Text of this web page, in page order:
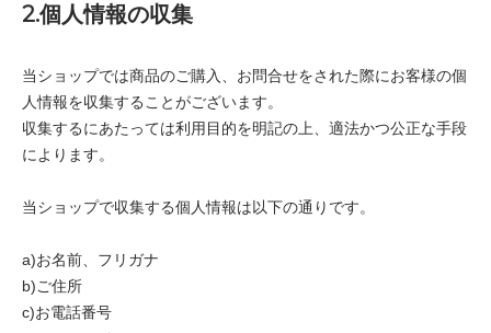
2.個人情報の収集
当ショップでは商品のご購入、お問合せをされた際にお客様の個
人情報を収集することがございます。
収集するにあたっては利用目的を明記の上、適法かつ公正な手段
によります。
当ショップで収集する個人情報は以下の通りです。
a)お名前、フリガナ
b)ご住所
c)お電話番号